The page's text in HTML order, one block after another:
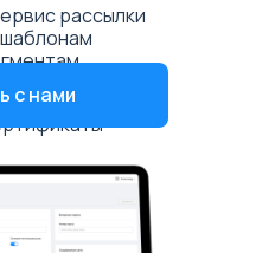
рассылки
с нами